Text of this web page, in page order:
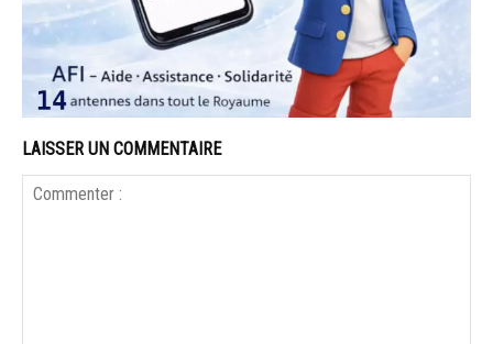
LAISSER UN COMMENTAIRE